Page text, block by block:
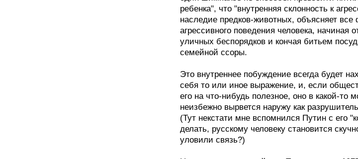
ребенка", что "внутренняя склонность к
наследие предков-животных, объясняет
агрессивного поведения человека, начиная
уличных беспорядков и кончая битьем
семейной ссоры.
Это внутреннее побуждение всегда будет
себя то или иное выражение, и, если
его на что-нибудь полезное, оно в какой-то
неизбежно вырвется наружу как
(Тут некстати мне вспомнился Путин с его
делать, русскому человеку становится
уловили связь?)